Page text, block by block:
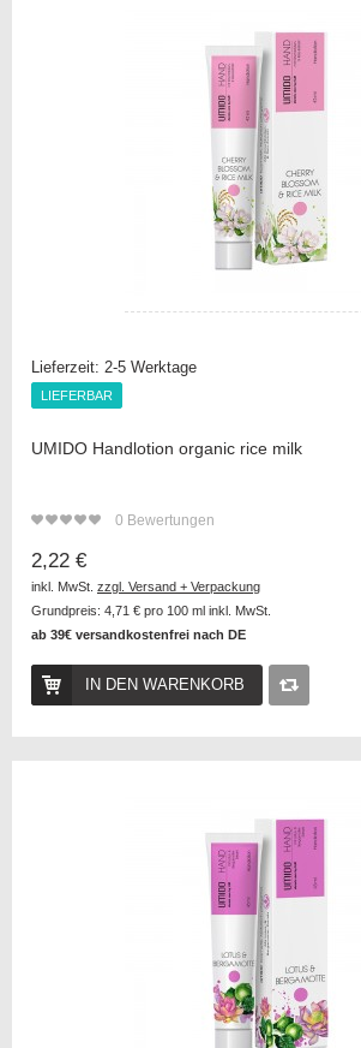
Lieferzeit: 2-5 Werktage
UMIDO Handlotion organic rice milk
0 Bewertungen
LIEFERBAR
2,22 €
inkl. MwSt. zzgl. Versand + Verpackung
Grundpreis: 4,71 € pro 100 ml inkl. MwSt.
ab 39€ versandkostenfrei nach DE
LIEFERBAR
IN DEN WARENKORB